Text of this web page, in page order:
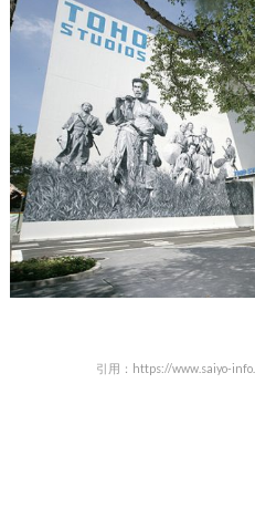
引用：https://www.saiyo-